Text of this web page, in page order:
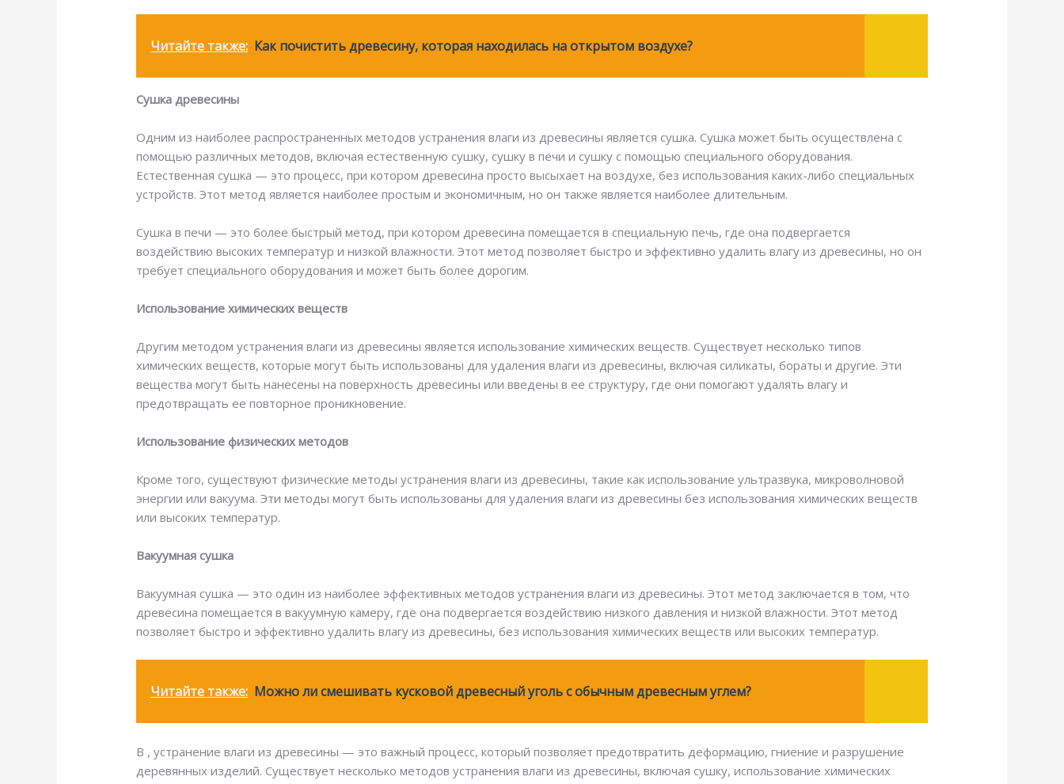
Читайте также: Как почистить древесину, которая находилась на открытом воздухе?
Сушка древесины
Одним из наиболее распространенных методов устранения влаги из древесины является сушка. Сушка может быть осуществлена с
помощью различных методов, включая естественную сушку, сушку в печи и сушку с помощью специального оборудования.
Естественная сушка — это процесс, при котором древесина просто высыхает на воздухе, без использования каких-либо специальных
устройств. Этот метод является наиболее простым и экономичным, но он также является наиболее длительным.
Сушка в печи — это более быстрый метод, при котором древесина помещается в специальную печь, где она подвергается
воздействию высоких температур и низкой влажности. Этот метод позволяет быстро и эффективно удалить влагу из древесины, но он
требует специального оборудования и может быть более дорогим.
Использование химических веществ
Другим методом устранения влаги из древесины является использование химических веществ. Существует несколько типов
химических веществ, которые могут быть использованы для удаления влаги из древесины, включая силикаты, бораты и другие. Эти
вещества могут быть нанесены на поверхность древесины или введены в ее структуру, где они помогают удалять влагу и
предотвращать ее повторное проникновение.
Использование физических методов
Кроме того, существуют физические методы устранения влаги из древесины, такие как использование ультразвука, микроволновой
энергии или вакуума. Эти методы могут быть использованы для удаления влаги из древесины без использования химических веществ
или высоких температур.
Вакуумная сушка
Вакуумная сушка — это один из наиболее эффективных методов устранения влаги из древесины. Этот метод заключается в том, что
древесина помещается в вакуумную камеру, где она подвергается воздействию низкого давления и низкой влажности. Этот метод
позволяет быстро и эффективно удалить влагу из древесины, без использования химических веществ или высоких температур.
Читайте также: Можно ли смешивать кусковой древесный уголь с обычным древесным углем?
В , устранение влаги из древесины — это важный процесс, который позволяет предотвратить деформацию, гниение и разрушение
деревянных изделий. Существует несколько методов устранения влаги из древесины, включая сушку, использование химических